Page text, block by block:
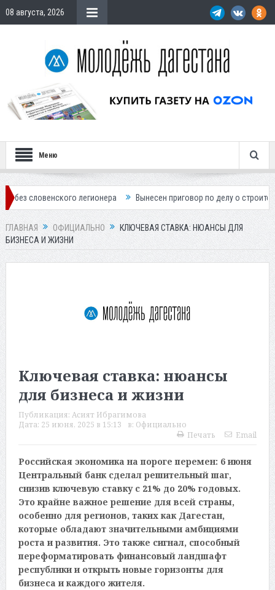
08 августа, 2026
Меню
легионера Вынесен приговор по делу о строительстве
ГЛАВНАЯ ОФИЦИАЛЬНО
КЛЮЧЕВАЯ СТАВКА: НЮАНСЫ ДЛЯ
БИЗНЕСА И ЖИЗНИ
Ключевая ставка: нюансы
для бизнеса и жизни
Публикация: Асият Ибрагимова
Дата: 25 июня, 2025 в 15:13 в: Официально
Печать
Email
Российская экономика на пороге перемен: 6 июня
Центральный банк сделал решительный шаг,
снизив ключевую ставку с 21% до 20% годовых.
Это крайне важное решение для всей страны,
особенно для регионов, таких как Дагестан,
которые обладают значительными амбициями
роста и развития. Это также сигнал, способный
переформатировать финансовый ландшафт
республики и открыть новые горизонты для
бизнеса и каждого жителя.